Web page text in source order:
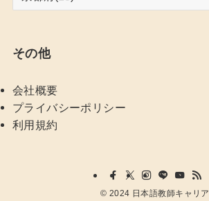
求
その他
会社概要
プライバシーポリシー
利用規約
© 2024 日本語教師キャリア